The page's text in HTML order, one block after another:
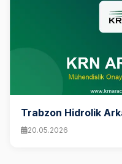
Trabzon Hidrolik
20.05.2026